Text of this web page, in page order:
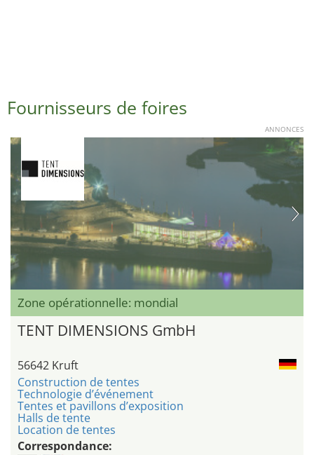
Fournisseurs de foires
ANNONCES
Zone opérationnelle: mondial
TENT DIMENSIONS GmbH
56642 Kruft
Construction de tentes
Technologie d’événement
Tentes et pavillons d’exposition
Halls de tente
Location de tentes
Correspondance: